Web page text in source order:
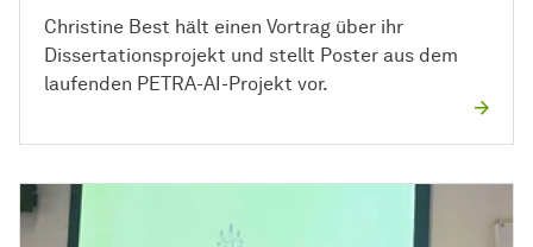
Christine Best hält einen Vortrag über ihr
Dissertationsprojekt und stellt Poster aus dem
laufenden PETRA-AI-Projekt vor.